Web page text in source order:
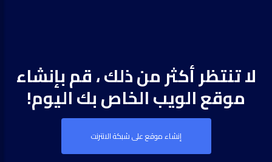
لا تنتظر أكثر من ذلك ، قم بإنشاء
موقع الويب الخاص بك اليوم!
إنشاء موقع على شبكة الانترنت